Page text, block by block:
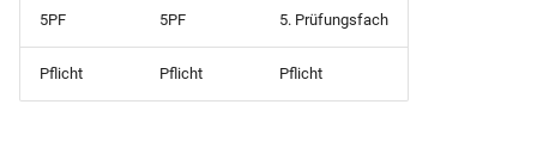
Schülerliste (für CSV-
mit Elterndaten
Klassenliste mit Endnoten
Klassenliste mit Fächern
5PF 5PF 5. Prüfungsfach
Pflicht Pflicht Pflicht